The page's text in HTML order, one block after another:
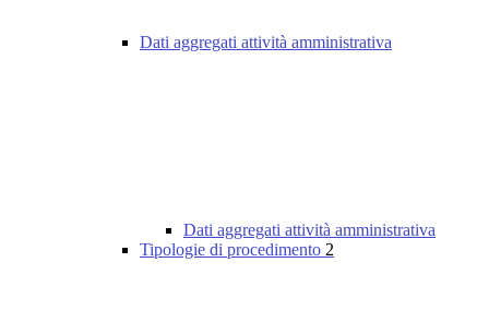
Dati aggregati attività amministrativa
Dati aggregati attività amministrativa
Tipologie di procedimento 2